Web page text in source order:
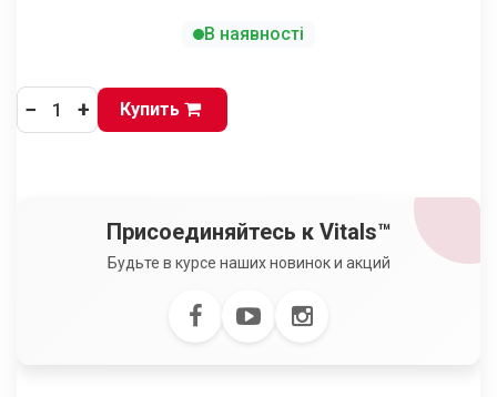
В наявності
− + Купить
Присоединяйтесь к Vitals™
Будьте в курсе наших новинок и акций